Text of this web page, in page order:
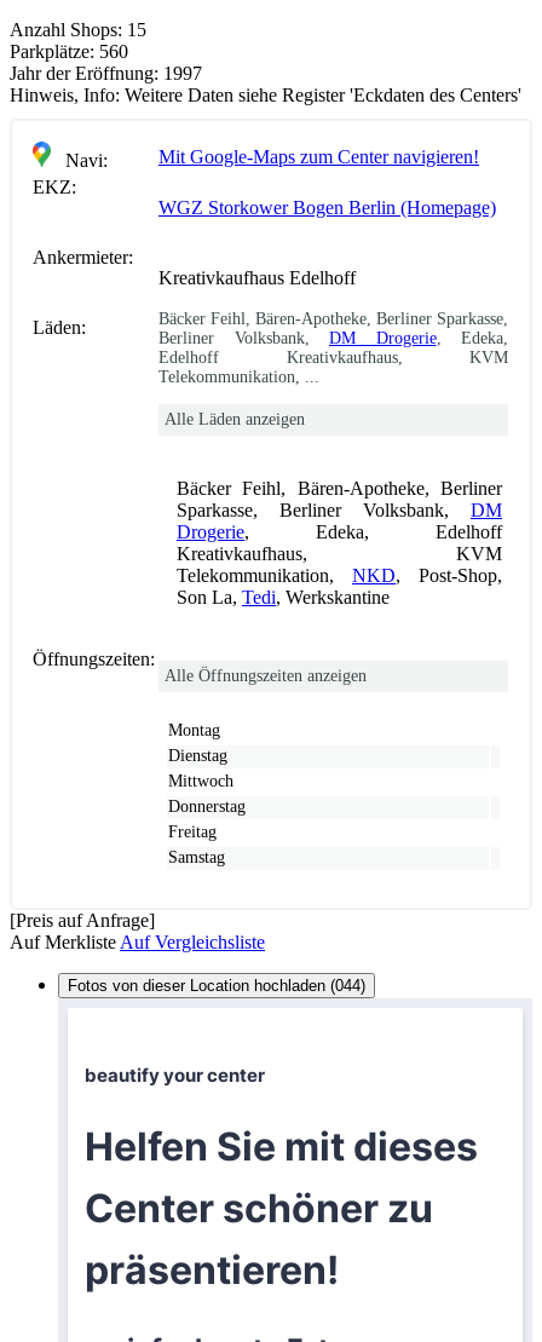
Anzahl Shops: 15
Parkplätze: 560
Jahr der Eröffnung: 1997
Hinweis, Info: Weitere Daten siehe Register 'Eckdaten des Centers'
Navi:
Mit Google-Maps zum Center navigieren!
EKZ:
WGZ Storkower Bogen Berlin (Homepage)
Ankermieter:
Kreativkaufhaus Edelhoff
Läden:
Bäcker Feihl, Bären-Apotheke, Berliner Sparkasse,
Berliner Volksbank, DM Drogerie, Edeka,
Edelhoff Kreativkaufhaus, KVM
Telekommunikation, ...
Alle Läden anzeigen
Bäcker Feihl, Bären-Apotheke, Berliner
Sparkasse, Berliner Volksbank, DM
Drogerie, Edeka, Edelhoff
Kreativkaufhaus, KVM
Telekommunikation, NKD, Post-Shop,
Son La, Tedi, Werkskantine
Öffnungszeiten:
Alle Öffnungszeiten anzeigen
Montag
Dienstag
Mittwoch
Donnerstag
Freitag
Samstag
[Preis auf Anfrage]
Auf Merkliste Auf Vergleichsliste
Fotos von dieser Location hochladen (044)